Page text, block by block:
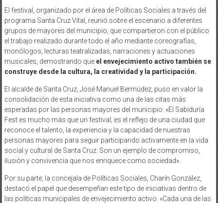
El festival, organizado por el área de Políticas Sociales a través del
programa Santa Cruz Vital, reunió sobre el escenario a diferentes
grupos de mayores del municipio, que compartieron con el público
el trabajo realizado durante todo el año mediante coreografías,
monólogos, lecturas teatralizadas, narraciones y actuaciones
musicales, demostrando que el envejecimiento activo también se
construye desde la cultura, la creatividad y la participación.
El alcalde de Santa Cruz, José Manuel Bermúdez, puso en valor la
consolidación de esta iniciativa como una de las citas más
esperadas por las personas mayores del municipio: «El Sabiduría
Fest es mucho más que un festival; es el reflejo de una ciudad que
reconoce el talento, la experiencia y la capacidad de nuestras
personas mayores para seguir participando activamente en la vida
social y cultural de Santa Cruz. Son un ejemplo de compromiso,
ilusión y convivencia que nos enriquece como sociedad».
Por su parte, la concejala de Políticas Sociales, Charín González,
destacó el papel que desempeñan este tipo de iniciativas dentro de
las políticas municipales de envejecimiento activo. «Cada una de las